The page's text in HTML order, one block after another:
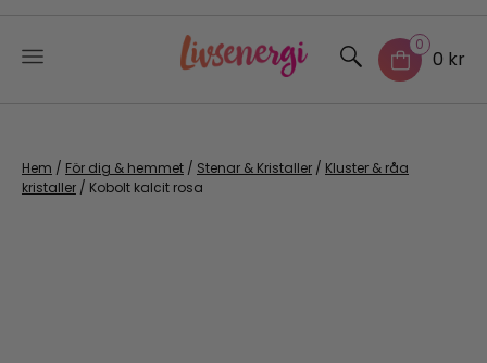
content
0
0 kr
Hem / För dig & hemmet / Stenar & Kristaller / Kluster & råa
kristaller / Kobolt kalcit rosa